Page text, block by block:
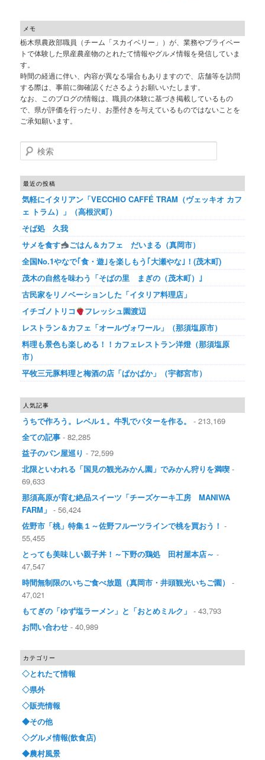
メモ
栃木県農政部職員（チーム「スカイベリー」）が、業務やプライベー
トで体験した県産農産物のとれたて情報やグルメ情報を発信していま
す。
時間の経過に伴い、内容が異なる場合もありますので、店舗等を訪問
する際は、事前に御確認くださるようお願いいたします。
なお、このブログの情報は、職員の体験に基づき掲載しているもの
で、県が評価を行ったり、お墨付きを与えているものではないことを
ご承知願います。
検索
最近の投稿
気軽にイタリアン「VECCHIO CAFFÉ TRAM（ヴェッキオ カフ
ェ トラム）」（高根沢町）
そば処 久我
サメを食す
ごはん＆カフェ だいまる（真岡市）
全国No.1やなで｢食・遊｣を楽しもう｢大瀬やな｣！(茂木町)
茂木の自然を味わう「そばの里 まぎの（茂木町）｣
古民家をリノベーションした「イタリア料理店」
イチゴノトリコ
フレッシュ園渡辺
レストラン＆カフェ「オールヴォワール」（那須塩原市）
料理も景色も楽しめる！！カフェレストラン洋燈（那須塩原
市）
平牧三元豚料理と梅酒の店「ぱかぱか」（宇都宮市）
人気記事
うちで作ろう。レベル１。牛乳でバターを作る。
- 213,169
全ての記事 - 82,285
益子のパン屋巡り - 72,599
北限といわれる「国見の観光みかん園」でみかん狩りを満喫 -
69,633
那須高原が育む絶品スイーツ「チーズケーキ工房 MANIWA
FARM」 - 56,424
佐野市「桃」特集１～佐野フルーツラインで桃を買おう！ -
55,455
とっても美味しい親子丼！～下野の鶏処 田村屋本店～ -
47,547
時間無制限のいちご食べ放題（真岡市・井頭観光いちご園）
-
47,021
もてぎの「ゆず塩ラーメン」と「おとめミルク」 - 43,793
お問い合わせ - 40,989
カテゴリー
◇とれたて情報
◇県外
◇販売情報
◆その他
◇グルメ情報(飲食店)
◆農村風景